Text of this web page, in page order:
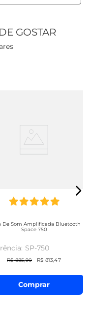
GOSTAR
De Som Amplificada Bluetooth
Space 750
SP-750
R$ 885,90 R$ 813,47
Comprar